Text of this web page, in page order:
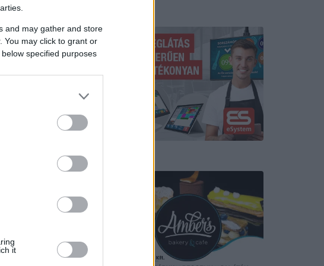
and may gather and store
You may click to grant or
specified purposes
it
este éjjel a
ég. És odabent